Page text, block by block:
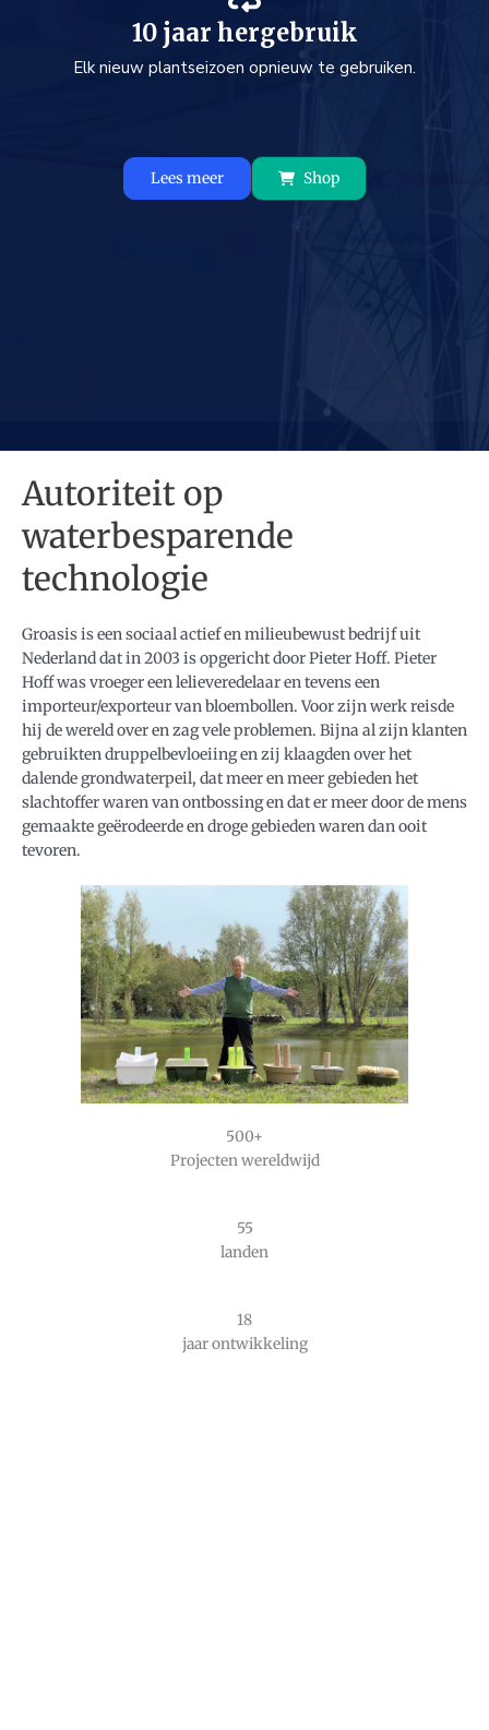
10 jaar hergebruik
Elk nieuw plantseizoen opnieuw te gebruiken.
Lees meer Shop
Autoriteit op
waterbesparende
technologie
Groasis is een sociaal actief en milieubewust bedrijf uit
Nederland dat in 2003 is opgericht door Pieter Hoff. Pieter
Hoff was vroeger een lelieveredelaar en tevens een
importeur/exporteur van bloembollen. Voor zijn werk reisde
hij de wereld over en zag vele problemen. Bijna al zijn klanten
gebruikten druppelbevloeiing en zij klaagden over het
dalende grondwaterpeil, dat meer en meer gebieden het
slachtoffer waren van ontbossing en dat er meer door de mens
gemaakte geërodeerde en droge gebieden waren dan ooit
tevoren.
500+
Projecten wereldwijd
55
landen
18
jaar ontwikkeling